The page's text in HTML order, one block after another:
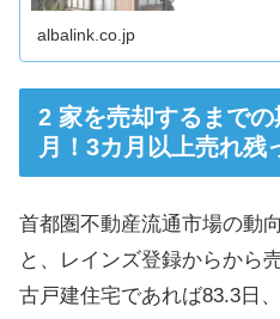
albalink.co.jp
家を売却するまで
月！3カ月以上売れ残
首都圏不動産流通市場の動
と、レインズ登録からから
古戸建住宅であれば83.3日